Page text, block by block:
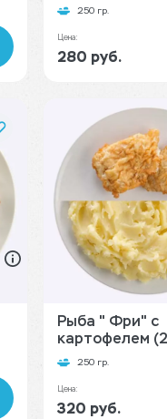
250 гр.
Цена:
280 руб.
Рыба " Фри" с
картофелем
250 гр.
Цена:
320 руб.